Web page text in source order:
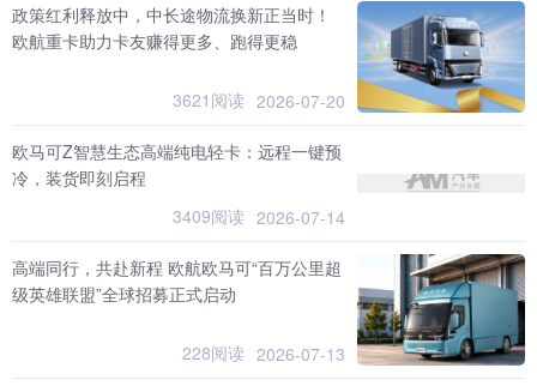
政策红利释放中，中长途物流换新正当时！
欧航重卡助力卡友赚得更多、跑得更稳
3621阅读 2026-07-20
欧马可Z智慧生态高端纯电轻卡：远程一键预
冷，装货即刻启程
3409阅读 2026-07-14
高端同行，共赴新程 欧航欧马可“百万公里超
级英雄联盟”全球招募正式启动
228阅读 2026-07-13